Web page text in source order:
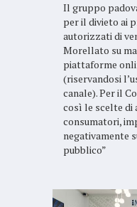
Il gruppo
per il divieto ai
autorizzati di
Morellato su
piattaforme
(riservandosi
canale). Per il
così le scelte di
consumatori,
negativamente
pubblico”